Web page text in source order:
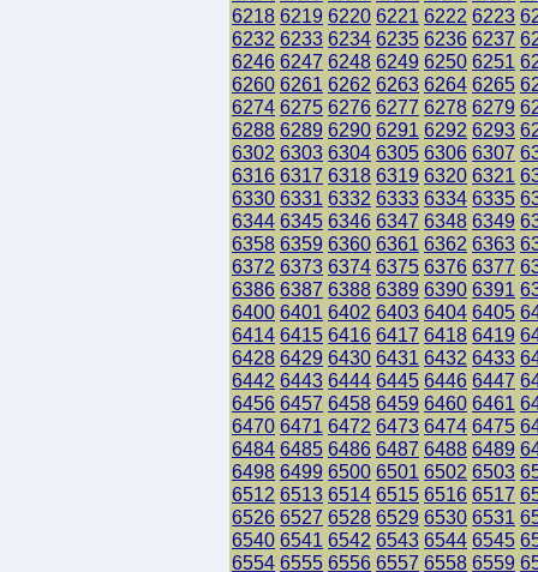
6218 6219 6220 6221 6222 6223
6232 6233 6234 6235 6236 6237
6246 6247 6248 6249 6250 6251
6260 6261 6262 6263 6264 6265
6274 6275 6276 6277 6278 6279
6288 6289 6290 6291 6292 6293
6302 6303 6304 6305 6306 6307
6316 6317 6318 6319 6320 6321
6330 6331 6332 6333 6334 6335
6344 6345 6346 6347 6348 6349
6358 6359 6360 6361 6362 6363
6372 6373 6374 6375 6376 6377
6386 6387 6388 6389 6390 6391
6400 6401 6402 6403 6404 6405
6414 6415 6416 6417 6418 6419
6428 6429 6430 6431 6432 6433
6442 6443 6444 6445 6446 6447
6456 6457 6458 6459 6460 6461
6470 6471 6472 6473 6474 6475
6484 6485 6486 6487 6488 6489
6498 6499 6500 6501 6502 6503
6512 6513 6514 6515 6516 6517
6526 6527 6528 6529 6530 6531
6540 6541 6542 6543 6544 6545
6554 6555 6556 6557 6558 6559